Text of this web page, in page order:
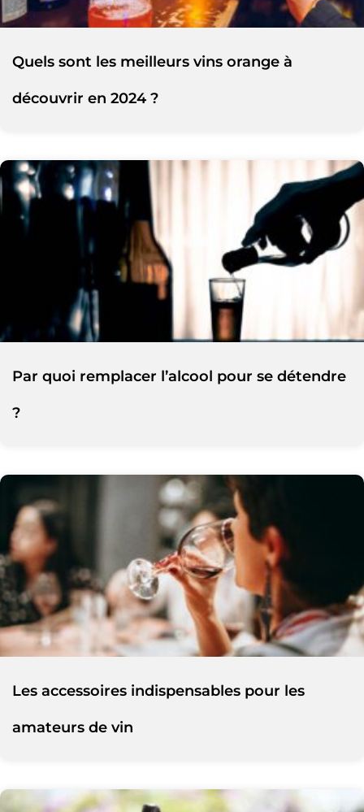
Quels sont les meilleurs vins orange à
découvrir en 2024 ?
Par quoi remplacer l’alcool pour se détendre
?
Les accessoires indispensables pour les
amateurs de vin